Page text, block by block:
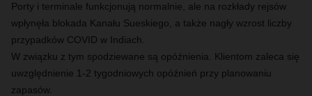
Porty i terminale funkcjonują normalnie, ale na rozkłady rejsów
wpłynęła blokada Kanału Sueskiego, a także nagły wzrost liczby
przypadków COVID w Indiach.
W związku z tym spodziewane są opóźnienia. Klientom zaleca się
uwzględnienie 1-2 tygodniowych opóźnień przy planowaniu
zapasów.